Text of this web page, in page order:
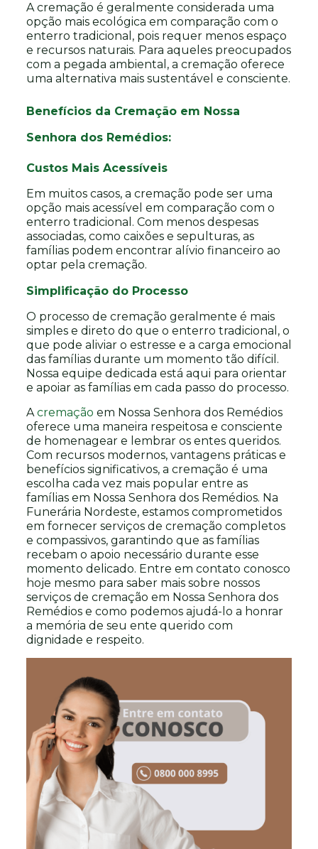
A cremação é geralmente considerada uma
opção mais ecológica em comparação com o
enterro tradicional, pois requer menos espaço
e recursos naturais. Para aqueles preocupados
com a pegada ambiental, a cremação oferece
uma alternativa mais sustentável e consciente.
Benefícios da Cremação em Nossa
Senhora dos Remédios:
Custos Mais Acessíveis
Em muitos casos, a cremação pode ser uma
opção mais acessível em comparação com o
enterro tradicional. Com menos despesas
associadas, como caixões e sepulturas, as
famílias podem encontrar alívio financeiro ao
optar pela cremação.
Simplificação do Processo
O processo de cremação geralmente é mais
simples e direto do que o enterro tradicional, o
que pode aliviar o estresse e a carga emocional
das famílias durante um momento tão difícil.
Nossa equipe dedicada está aqui para orientar
e apoiar as famílias em cada passo do processo.
Acremação em Nossa Senhora dos Remédios
oferece uma maneira respeitosa e consciente
de homenagear e lembrar os entes queridos.
Com recursos modernos, vantagens práticas e
benefícios significativos, a cremação é uma
escolha cada vez mais popular entre as
famílias em Nossa Senhora dos Remédios. Na
Funerária Nordeste, estamos comprometidos
em fornecer serviços de cremação completos
e compassivos, garantindo que as famílias
recebam o apoio necessário durante esse
momento delicado. Entre em contato conosco
hoje mesmo para saber mais sobre nossos
serviços de cremação em Nossa Senhora dos
Remédios e como podemos ajudá-lo a honrar
a memória de seu ente querido com
dignidade e respeito.